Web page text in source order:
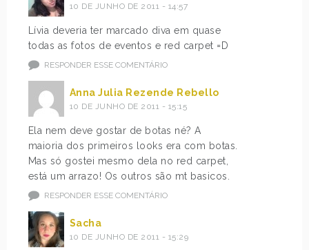
10 DE JUNHO DE 2011 - 14:57
Lívia deveria ter marcado diva em quase
todas as fotos de eventos e red carpet =D
RESPONDER ESSE COMENTÁRIO
Anna Julia Rezende Rebello
10 DE JUNHO DE 2011 - 15:15
Ela nem deve gostar de botas né? A
maioria dos primeiros looks era com botas.
Mas só gostei mesmo dela no red carpet,
está um arrazo! Os outros são mt basicos.
RESPONDER ESSE COMENTÁRIO
Sacha
10 DE JUNHO DE 2011 - 15:29